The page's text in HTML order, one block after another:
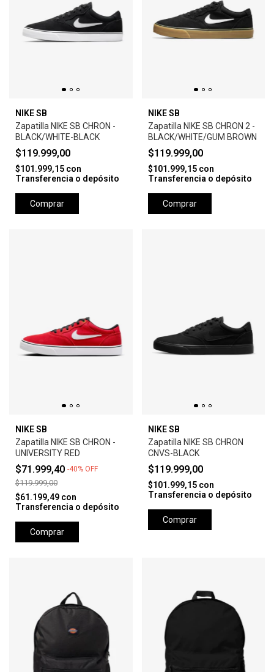
NIKE SB
Zapatilla NIKE SB CHRON -
BLACK/WHITE-BLACK
$119.999,00
$101.999,15 con
Transferencia o depósito
Comprar
NIKE SB
Zapatilla NIKE SB CHRON 2 -
BLACK/WHITE/GUM BROWN
$119.999,00
$101.999,15 con
Transferencia o depósito
Comprar
NIKE SB
Zapatilla NIKE SB CHRON -
UNIVERSITY RED
$71.999,40 -40% OFF
$119.999,00
$61.199,49 con
Transferencia o depósito
Comprar
NIKE SB
Zapatilla NIKE SB CHRON
CNVS-BLACK
$119.999,00
$101.999,15 con
Transferencia o depósito
Comprar